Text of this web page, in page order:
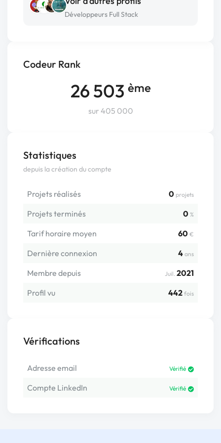
Codeur Rank
26 503 ème
sur 405 000
Statistiques
depuis la création du compte
Projets réalisés 0 projets
Projets terminés 0 %
Tarif horaire moyen 60 €
Dernière connexion 4 ans
Membre depuis Juil. 2021
Profil vu
442 fois
Vérifications
Adresse email Vérifié
Compte LinkedIn Vérifié
Développeurs Full Stack